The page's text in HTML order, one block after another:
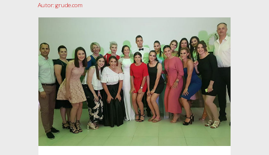
Autor: grude.com